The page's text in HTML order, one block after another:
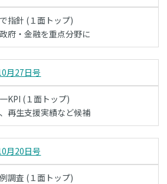
指針 (１面トップ)
府・金融を重点分野に
月27日号
KPI (１面トップ)
再生支援実績など候補
月20日号
調査 (１面トップ)